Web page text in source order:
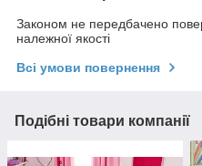
Законом не передбачено
належної якості
Всі умови повернення
Подібні товари компанії